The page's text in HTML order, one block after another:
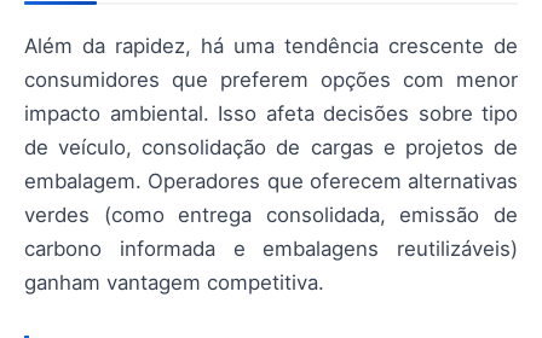
Além da rapidez, há uma tendência crescente de
consumidores que preferem opções com menor
impacto ambiental. Isso afeta decisões sobre tipo
de veículo, consolidação de cargas e projetos de
embalagem. Operadores que oferecem alternativas
verdes (como entrega consolidada, emissão de
carbono informada e embalagens reutilizáveis)
ganham vantagem competitiva.